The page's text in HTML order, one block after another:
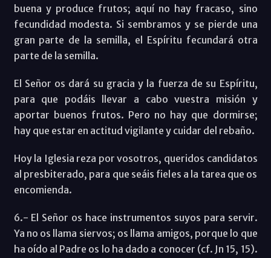
buena y produce frutos; aquí no hay fracaso, sino
fecundidad modesta. Si sembramos y se pierde una
gran parte de la semilla, el Espíritu fecundará otra
parte de la semilla.
El Señor os dará su gracia y la fuerza de su Espíritu,
para que podáis llevar a cabo vuestra misión y
aportar buenos frutos. Pero no hay que dormirse;
hay que estar en actitud vigilante y cuidar del rebaño.
Hoy la Iglesia reza por vosotros, queridos candidatos
al presbiterado, para que seáis fieles a la tarea que os
encomienda.
6.- El Señor os hace instrumentos suyos para servir.
Ya no os llama siervos; os llama amigos, porque lo que
ha oído al Padre os lo ha dado a conocer (cf. Jn 15, 15).